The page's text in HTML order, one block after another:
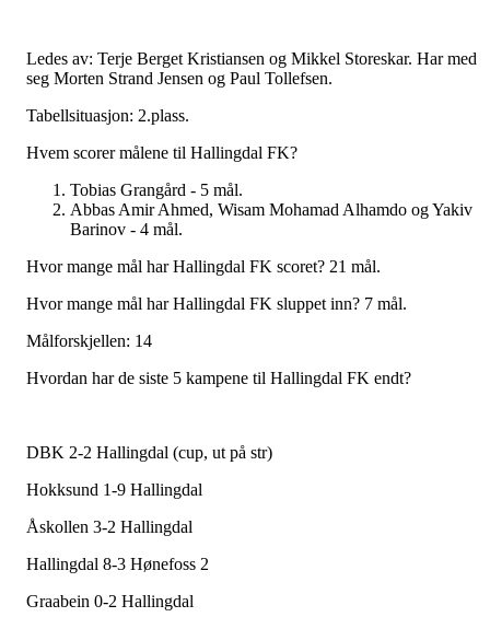
Ledes av: Terje Berget Kristiansen og Mikkel Storeskar. Har med
seg Morten Strand Jensen og Paul Tollefsen.
Tabellsituasjon: 2.plass.
Hvem scorer målene til Hallingdal FK?
Tobias Grangård - 5 mål.
Abbas Amir Ahmed, Wisam Mohamad Alhamdo og Yakiv
Barinov - 4 mål.
Hvor mange mål har Hallingdal FK scoret? 21 mål.
Hvor mange mål har Hallingdal FK sluppet inn? 7 mål.
Målforskjellen: 14
Hvordan har de siste 5 kampene til Hallingdal FK endt?
DBK 2-2 Hallingdal (cup, ut på str)
Hokksund 1-9 Hallingdal
Åskollen 3-2 Hallingdal
Hallingdal 8-3 Hønefoss 2
Graabein 0-2 Hallingdal